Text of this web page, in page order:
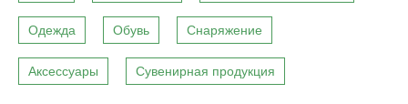
Одежда Обувь Снаряжение
Аксессуары Сувенирная продукция